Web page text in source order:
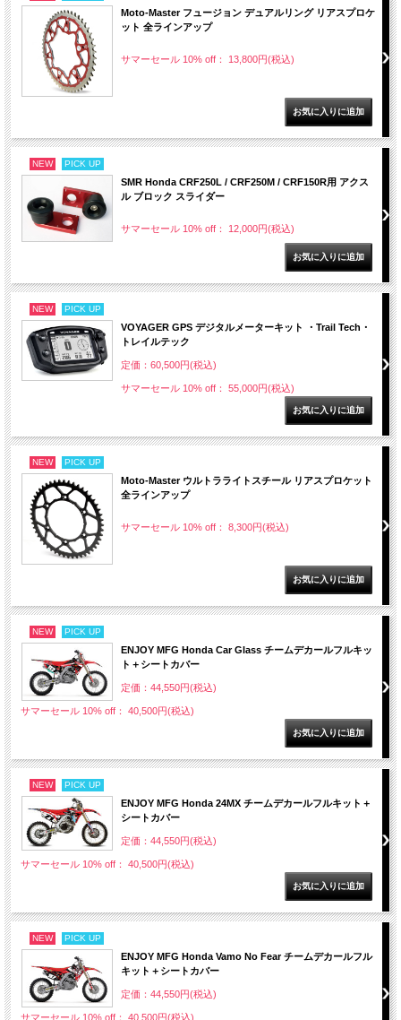
Moto-Master フュージョン デュアルリング リアスプロケ
ット 全ラインアップ
サマーセール 10% off： 13,800円(税込)
NEW PICK UP
SMR Honda CRF250L / CRF250M / CRF150R用 アクス
ル ブロック スライダー
サマーセール 10% off： 12,000円(税込)
NEW PICK UP
VOYAGER GPS デジタルメーターキット ・Trail Tech・
トレイルテック
定価：60,500円(税込)
サマーセール 10% off： 55,000円(税込)
NEW PICK UP
Moto-Master ウルトラライトスチール リアスプロケット
全ラインアップ
サマーセール 10% off： 8,300円(税込)
NEW PICK UP
ENJOY MFG Honda Car Glass チームデカールフルキッ
ト＋シートカバー
定価：44,550円(税込)
サマーセール 10% off： 40,500円(税込)
NEW PICK UP
ENJOY MFG Honda 24MX チームデカールフルキット＋
シートカバー
定価：44,550円(税込)
サマーセール 10% off： 40,500円(税込)
NEW PICK UP
ENJOY MFG Honda Vamo No Fear チームデカールフル
キット＋シートカバー
定価：44,550円(税込)
サマーセール 10% off： 40,500円(税込)